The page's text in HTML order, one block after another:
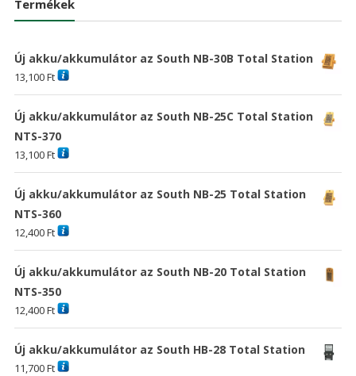
Termékek
Új akku/akkumulátor az South NB-30B Total Station
13,100Ft
Új akku/akkumulátor az South NB-25C Total Station
NTS-370
13,100Ft
Új akku/akkumulátor az South NB-25 Total Station
NTS-360
12,400Ft
Új akku/akkumulátor az South NB-20 Total Station
NTS-350
12,400Ft
Új akku/akkumulátor az South HB-28 Total Station
11,700Ft